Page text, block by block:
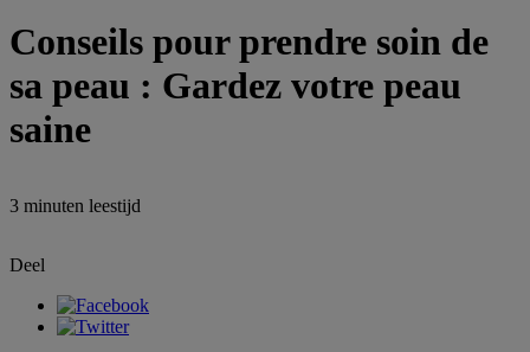
Conseils pour prendre soin de
sa peau : Gardez votre peau
saine
3 minuten leestijd
Deel